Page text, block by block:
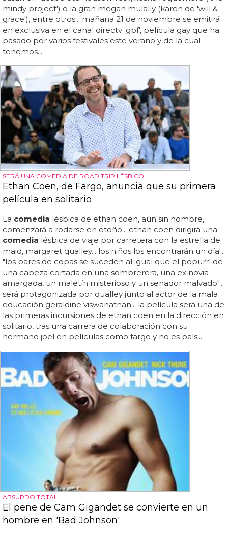
mindy project') o la gran megan mulally (karen de 'will &
grace'), entre otros... mañana 21 de noviembre se emitirá
en exclusiva en el canal directv 'gbf', película gay que ha
pasado por varios festivales este verano y de la cual
tenemos...
SERÁ UNA COMEDIA DE ROAD TRIP LÉSBICO
Ethan Coen, de Fargo, anuncia que su primera
película en solitario
La comedia lésbica de ethan coen, aún sin nombre,
comenzará a rodarse en otoño... ethan coen dirigirá una
comedia lésbica de viaje por carretera con la estrella de
maid, margaret qualley... los niños los encontrarán un día'...
"los bares de copas se suceden al igual que el popurrí de
una cabeza cortada en una sombrerera, una ex novia
amargada, un maletín misterioso y un senador malvado"...
será protagonizada por qualley junto al actor de la mala
educación geraldine viswanathan... la película será una de
las primeras incursiones de ethan coen en la dirección en
solitario, tras una carrera de colaboración con su
hermano joel en películas como fargo y no es país...
ABSURDO TOTAL
El pene de Cam Gigandet se convierte en un
hombre en 'Bad Johnson'